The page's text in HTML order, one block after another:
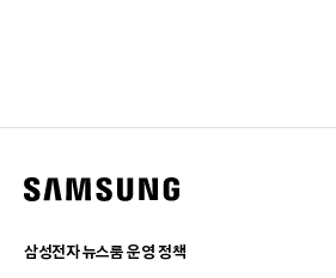
삼성전자 뉴스룸 운영 정책